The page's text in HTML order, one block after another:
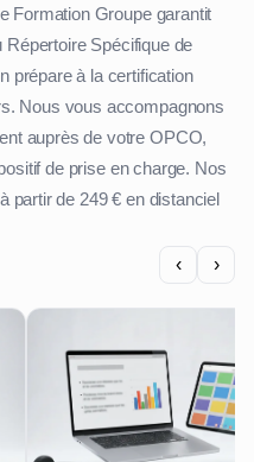
Formation Groupe garantit
Spécifique de
prépare à la certification
Nous vous accompagnons
auprès de votre OPCO,
de prise en charge. Nos
partir de 249 € en distanciel
‹ ›